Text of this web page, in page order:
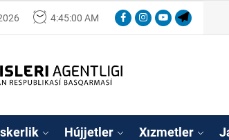
4:45:00 AM FacebookInstagram
YoutubeTelegram
Qaraqalpaqstan
Respublikası
jaslar
Hújjetler Xızmetler